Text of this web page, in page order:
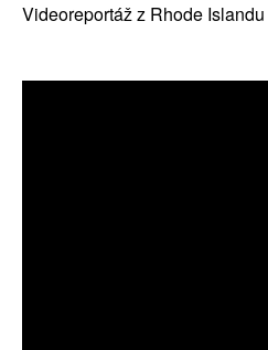
Videoreportáž z Rhode Islandu